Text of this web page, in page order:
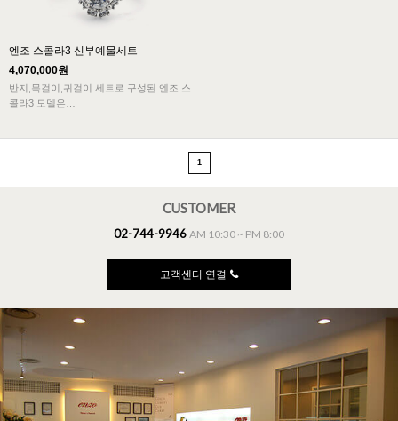
엔조 스콜라3 신부예물세트
4,070,000원
반지,목걸이,귀걸이 세트로 구성된 엔조 스
콜라3 모델은
1
CUSTOMER
02-744-9946 AM 10:30 ~ PM 8:00
고객센터 연결